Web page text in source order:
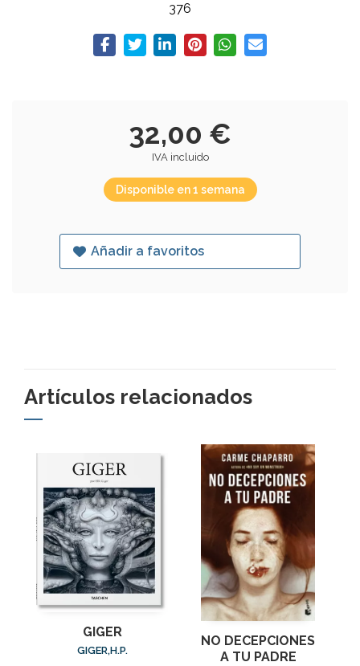
376
32,00 €
IVA incluido
Disponible en 1 semana
Añadir a favoritos
Artículos relacionados
GIGER
GIGER,H.P.
NO DECEPCIONES
A TU PADRE